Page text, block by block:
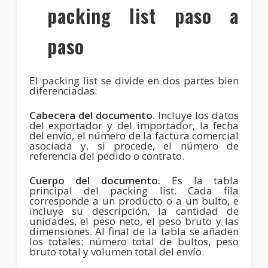
packing list paso a
paso
El packing list se divide en dos partes bien
diferenciadas:
Cabecera del documento. Incluye los datos
del exportador y del importador, la fecha
del envío, el número de la factura comercial
asociada y, si procede, el número de
referencia del pedido o contrato.
Cuerpo del documento. Es la tabla
principal del packing list. Cada fila
corresponde a un producto o a un bulto, e
incluye su descripción, la cantidad de
unidades, el peso neto, el peso bruto y las
dimensiones. Al final de la tabla se añaden
los totales: número total de bultos, peso
bruto total y volumen total del envío.